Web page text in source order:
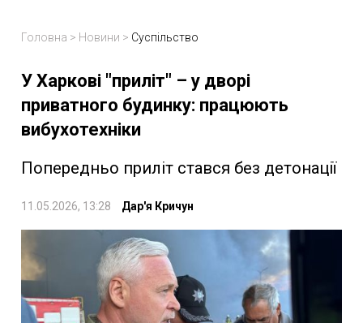
Головна > Новини > Суспільство
У Харкові "приліт" – у дворі
приватного будинку: працюють
вибухотехніки
Попередньо приліт стався без детонації
11.05.2026, 13:28 Дар'я Кричун